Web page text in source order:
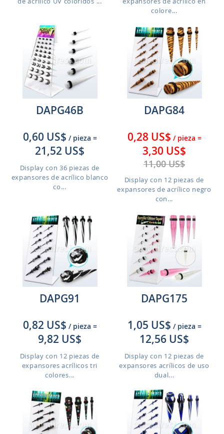
colore...
DAPG46B
0,60 US$ / pieza =
21,52 US$
Display con 36 piezas de
expansores de acrílico blanco
co...
DAPG84
0,28 US$ / pieza =
3,30 US$
11,00 US$
Display con 12 piezas de
expansores de acrílico negro
con...
DAPG91
0,82 US$ / pieza =
9,82 US$
Display con 12 piezas de
expansores acrílicos tri
colores...
DAPG175
1,05 US$ / pieza =
12,56 US$
Display con 12 piezas de
expansores acrílicos de uso
dual...